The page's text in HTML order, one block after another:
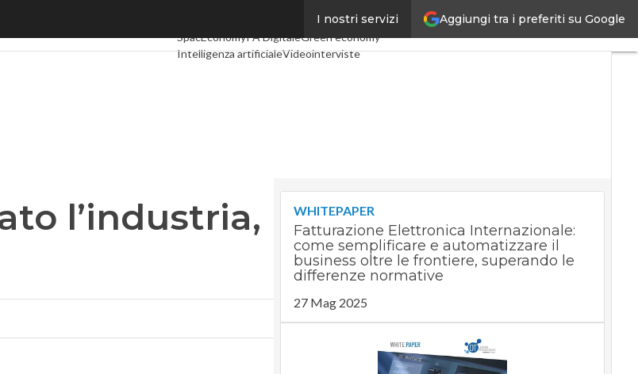
Aggiungi tra i preferiti su Google
I nostri servizi
Digital Economy TelcoIndustria 4.0
SpacEconomyPA DigitaleGreen economy
Intelligenza artificialeVideointerviste
l’industria,
WHITEPAPER
Fatturazione Elettronica Internazionale:
come semplificare e automatizzare il
business oltre le frontiere, superando le
differenze normative
27 Mag 2025